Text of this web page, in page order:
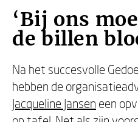
‘Bij ons
de billen
Na het succesvolle
hebben de
Jacqueline Jansen een